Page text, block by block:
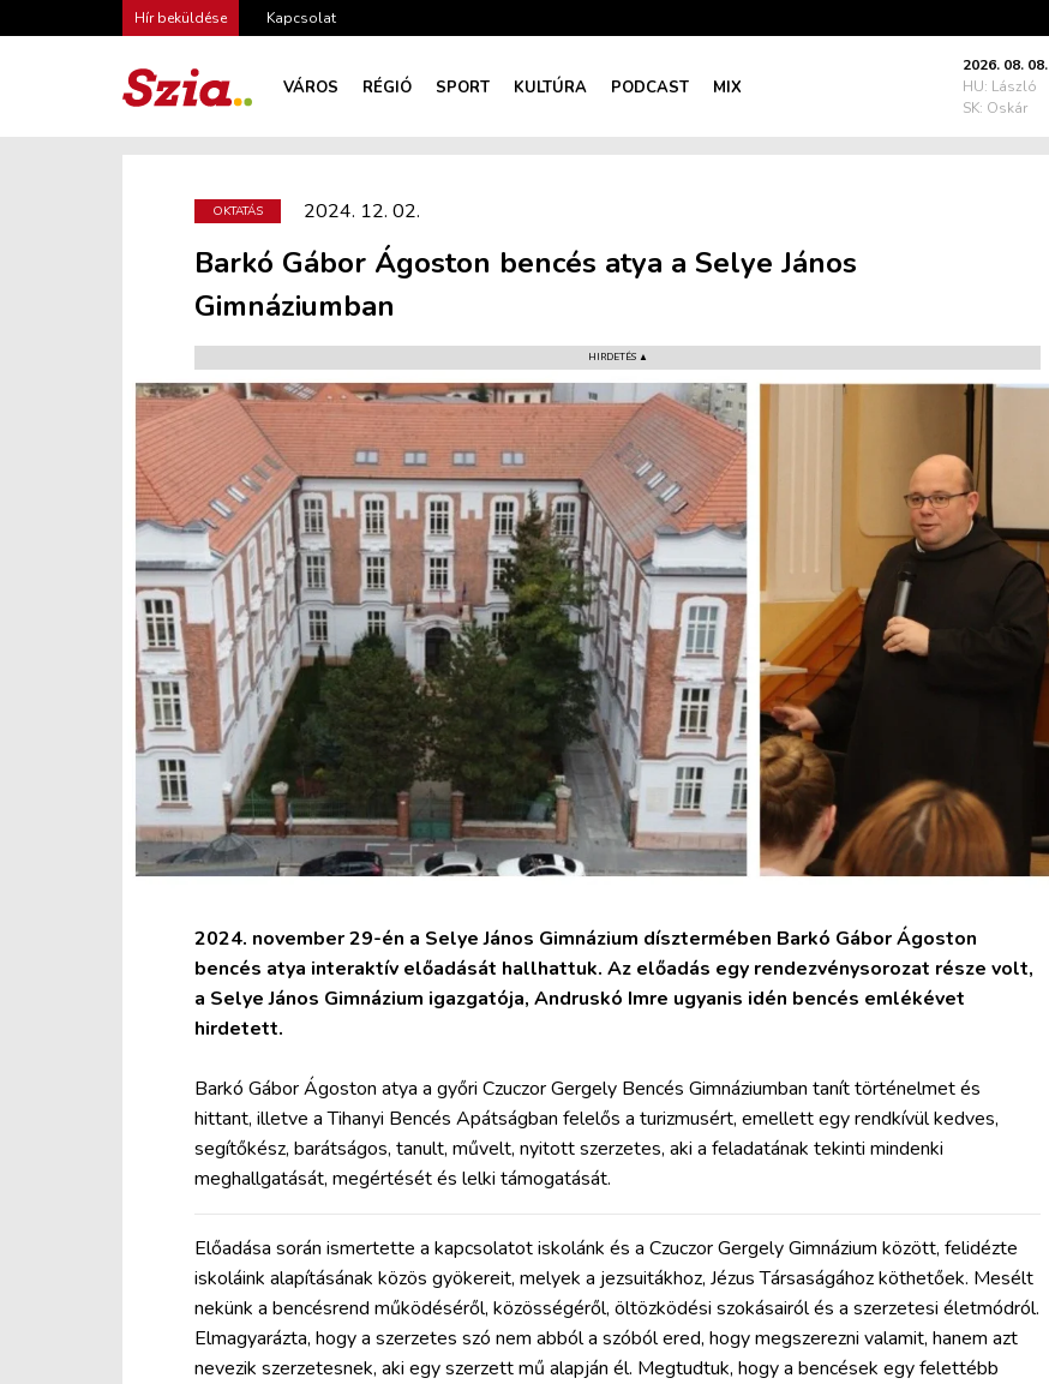
Hír beküldése Kapcsolat
VÁROS RÉGIÓ SPORT KULTÚRA PODCAST MIX
2026. 08. 08.
HU: László
SK: Oskár
OKTATÁS 2024. 12. 02.
Barkó Gábor Ágoston bencés atya a Selye János
Gimnáziumban
HIRDETÉS ▲
2024. november 29-én a Selye János Gimnázium dísztermében Barkó Gábor Ágoston
bencés atya interaktív előadását hallhattuk. Az előadás egy rendezvénysorozat része volt,
a Selye János Gimnázium igazgatója, Andruskó Imre ugyanis idén bencés emlékévet
hirdetett.
Barkó Gábor Ágoston atya a győri Czuczor Gergely Bencés Gimnáziumban tanít történelmet és
hittant, illetve a Tihanyi Bencés Apátságban felelős a turizmusért, emellett egy rendkívül kedves,
segítőkész, barátságos, tanult, művelt, nyitott szerzetes, aki a feladatának tekinti mindenki
meghallgatását, megértését és lelki támogatását.
Előadása során ismertette a kapcsolatot iskolánk és a Czuczor Gergely Gimnázium között, felidézte
iskoláink alapításának közös gyökereit, melyek a jezsuitákhoz, Jézus Társaságához köthetőek. Mesélt
nekünk a bencésrend működéséről, közösségéről, öltözködési szokásairól és a szerzetesi életmódról.
Elmagyarázta, hogy a szerzetes szó nem abból a szóból ered, hogy megszerezni valamit, hanem azt
nevezik szerzetesnek, aki egy szerzett mű alapján él. Megtudtuk, hogy a bencések egy felettébb